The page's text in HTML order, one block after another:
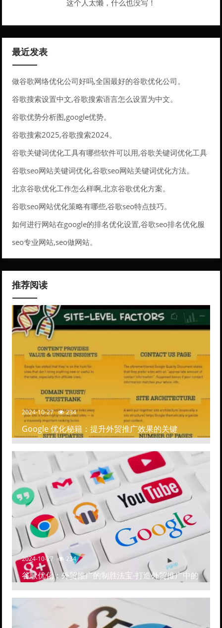
这个人太懒，什么也没写！
最近发表
做谷歌网络优化公司好吗,全国最好的谷歌优化公司。
谷歌搜索设置中文,谷歌搜索语言怎么设置为中文。
谷歌优势分析图,google优势。
谷歌搜索2025,谷歌搜索2024。
谷歌关键词优化工具有哪些软件可以用,谷歌关键词优化工具
有哪些软件可以用的。
谷歌seo网站关键词优化,谷歌seo网站关键词优化方法。
北京谷歌优化工作怎么样啊,北京谷歌优化方案。
谷歌seo网站优化策略有哪些,谷歌seo特点技巧。
如何进行网站在google的排名优化设置,谷歌seo排名优化服
务。
seo专业网站,seo做网站。
推荐阅读
2024-10-27 234
Google 优化秘籍：提升外贸推广效果的关键
2024-10-27 234
谷歌优化：外贸推广的制胜法宝-打造外贸推广中的
高排名网站